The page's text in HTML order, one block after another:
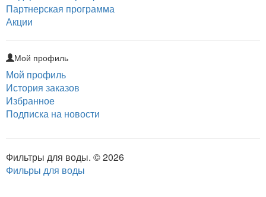
Партнерская программа
Акции
Мой профиль
Мой профиль
История заказов
Избранное
Подписка на новости
Фильтры для воды. © 2026
Фильры для воды